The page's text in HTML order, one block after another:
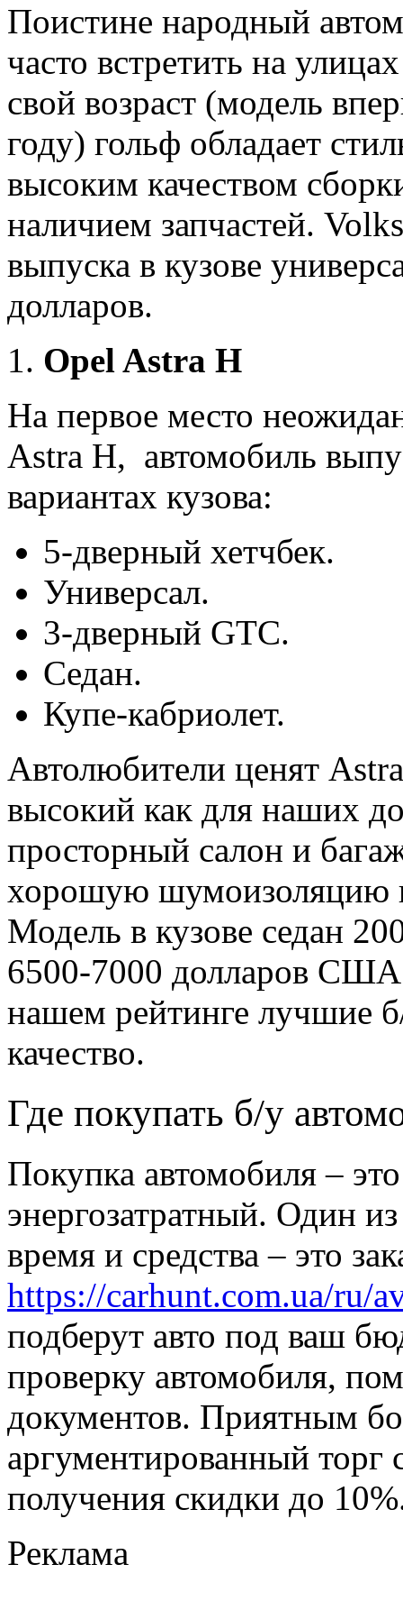
Поистине народный
часто встретить на
свой возраст (модель
году) гольф обладает
высоким качеством
наличием запчастей.
выпуска в кузове
долларов.
Opel Astra H
На первое место
Astra H, автомобиль
вариантах кузова:
5-дверный хетчбек.
Универсал.
3-дверный GTC.
Седан.
Купе-кабриолет.
Автолюбители ценят
высокий как для наших
просторный салон и
хорошую шумоизоляцию
Модель в кузове седан
6500-7000 долларов
нашем рейтинге лучшие
качество.
Где покупать б/у
Покупка автомобиля –
энергозатратный. Один
время и средства – это
https://carhunt.com.ua/ru/
подберут авто под ваш
проверку автомобиля,
документов. Приятным
аргументированный
получения скидки до
Реклама